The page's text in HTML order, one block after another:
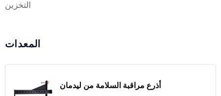
التخزين
المعدات
أذرع مراقبة السلامة من ليدمان